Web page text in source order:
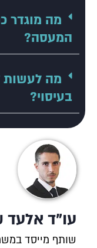
מה מוגדר
המעסה?
מה לעשות
בעיסוי?
עו"ד אלעד
שותף מייסד